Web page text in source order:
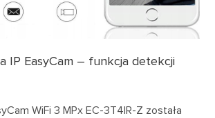
IP EasyCam – funkcja detekcji
WiFi 3 MPx EC-3T4IR-Z została